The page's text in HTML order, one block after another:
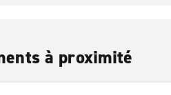
à proximité